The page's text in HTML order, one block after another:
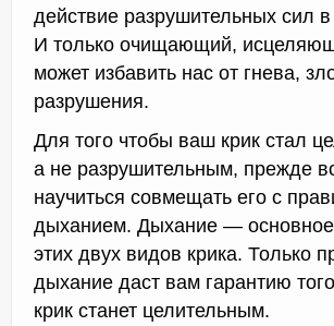
действие разрушительных сил
И только очищающий,
может избавить нас от гнева,
разрушения.
Для того чтобы ваш крик стал
а не разрушительным, прежде
научиться совмещать его с
дыханием. Дыхание — основное
этих двух видов крика. Только
дыхание даст вам гарантию
крик станет целительным.